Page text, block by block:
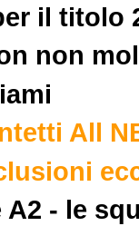
il titolo
non
All
A2 - le